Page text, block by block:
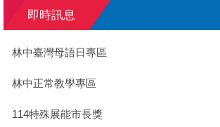
行政單位
英文版
校園公告
即時訊息
林中臺灣母語日專區
林中正常教學專區
114特殊展能市長獎